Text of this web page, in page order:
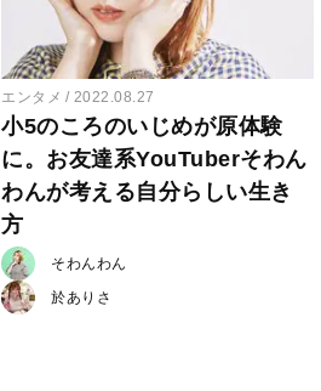
エンタメ 2022.08.27
小5のころのいじめが原体験
に。お友達系YouTuberそわん
わんが考える自分らしい生き
方
そわんわん
於ありさ